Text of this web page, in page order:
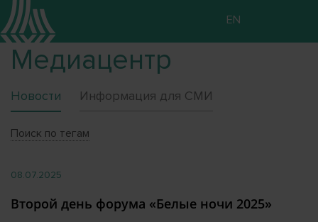
EN
Медиацентр
Новости Информация для СМИ
Поиск по тегам
08.07.2025
Второй день форума «Белые ночи 2025»